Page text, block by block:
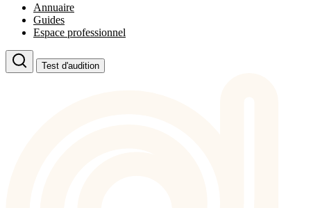
Annuaire
Guides
Espace professionnel
Test d'audition